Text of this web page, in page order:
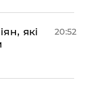
які
20:52